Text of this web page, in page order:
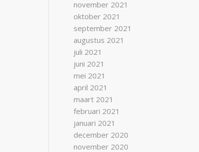
november 2021
oktober 2021
september 2021
augustus 2021
juli 2021
juni 2021
mei 2021
april 2021
maart 2021
februari 2021
januari 2021
december 2020
november 2020